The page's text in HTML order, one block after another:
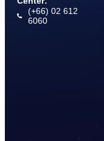
(+66) 02 612
6060